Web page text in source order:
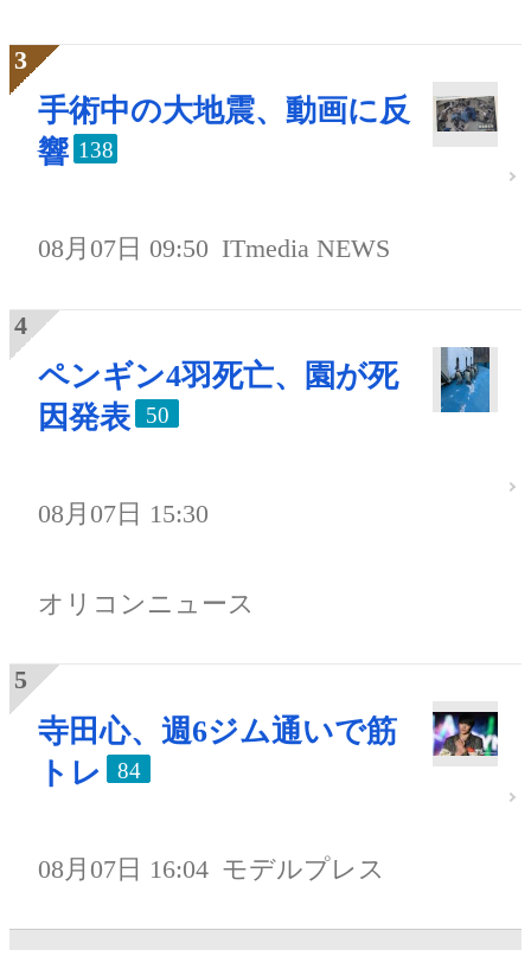
手術中の大地震、動画に反
響 138
08月07日 09:50 ITmedia NEWS
ペンギン4羽死亡、園が死
因発表
50
08月07日 15:30
オリコンニュース
寺田心、週6ジム通いで筋
トレ
84
08月07日 16:04 モデルプレス